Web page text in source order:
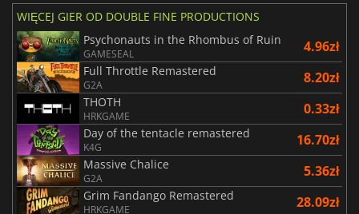
WIĘCEJ GIER OD DOUBLE FINE PRODUCTIONS
Psychonauts in the Rhombus of Ruin
GAMESEAL 4.96zł
Full Throttle Remastered
G2A 8.20zł
THOTH
HRKGAME 0.33zł
Day of the tentacle remastered
K4G 16.70zł
Massive Chalice
G2A 5.36zł
Grim Fandango Remastered
HRKGAME 28.09zł